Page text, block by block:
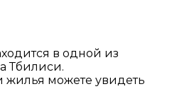
в одной из
Тбилиси.
жилья можете увидеть